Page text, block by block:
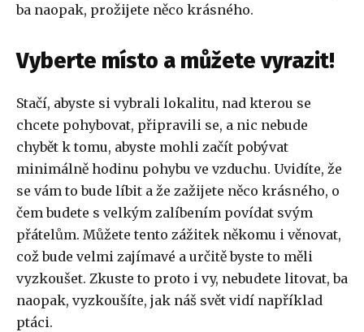
ba naopak, prožijete něco krásného.
Vyberte místo a můžete vyrazit!
Stačí, abyste si vybrali lokalitu, nad kterou se
chcete pohybovat, připravili se, a nic nebude
chybět k tomu, abyste mohli začít pobývat
minimálně hodinu pohybu ve vzduchu. Uvidíte, že
se vám to bude líbit a že zažijete něco krásného, o
čem budete s velkým zalíbením povídat svým
přátelům. Můžete tento zážitek někomu i věnovat,
což bude velmi zajímavé a určitě byste to měli
vyzkoušet. Zkuste to proto i vy, nebudete litovat, ba
naopak, vyzkoušíte, jak náš svět vidí například
ptáci.